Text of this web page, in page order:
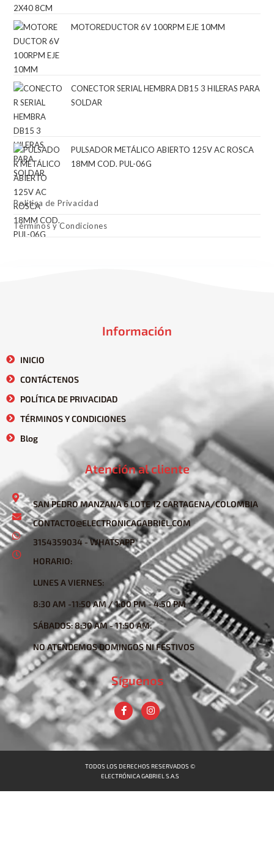
MOTOREDUCTOR 6V 100RPM EJE 10MM
CONECTOR SERIAL HEMBRA DB15 3 HILERAS PARA
SOLDAR
PULSADOR METÁLICO ABIERTO 125V AC ROSCA
18MM COD. PUL-06G
Política de Privacidad
Términos y Condiciones
Información
INICIO
CONTÁCTENOS
POLÍTICA DE PRIVACIDAD
TÉRMINOS Y CONDICIONES
Blog
Atención al cliente
SAN PEDRO MANZANA 6 LOTE 12 CARTAGENA/COLOMBIA
CONTACTO@ELECTRONICAGABRIEL.COM
3154359034 - WHATSAPP
HORARIO:
LUNES A VIERNES:
8:30 AM -11:50 AM / 1:00 PM - 4:50 PM
SÁBADOS: 8:30 AM - 11:50 AM.
NO ATENDEMOS DOMINGOS NI FESTIVOS
Síguenos
TODOS LOS DERECHOS RESERVADOS ©
ELECTRÓNICA GABRIEL S.A.S